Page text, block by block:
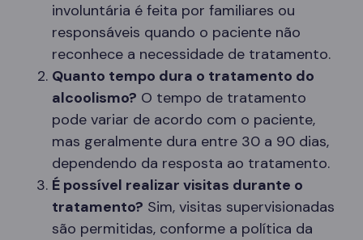
involuntária é feita por familiares ou
responsáveis quando o paciente não
reconhece a necessidade de tratamento.
Quanto tempo dura o tratamento do
alcoolismo? O tempo de tratamento
pode variar de acordo com o paciente,
mas geralmente dura entre 30 a 90 dias,
dependendo da resposta ao tratamento.
É possível realizar visitas durante o
tratamento? Sim, visitas supervisionadas
são permitidas, conforme a política da